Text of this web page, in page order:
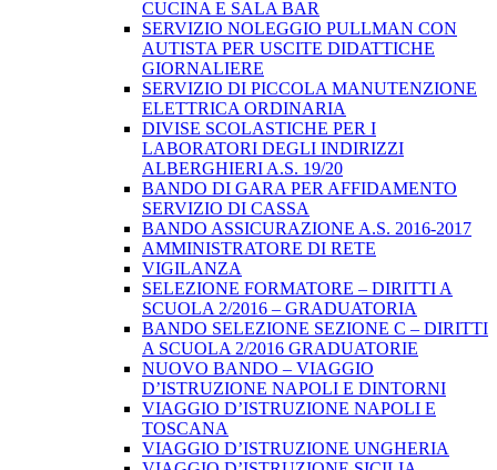
CUCINA E SALA BAR
SERVIZIO NOLEGGIO PULLMAN CON
AUTISTA PER USCITE DIDATTICHE
GIORNALIERE
SERVIZIO DI PICCOLA MANUTENZIONE
ELETTRICA ORDINARIA
DIVISE SCOLASTICHE PER I
LABORATORI DEGLI INDIRIZZI
ALBERGHIERI A.S. 19/20
BANDO DI GARA PER AFFIDAMENTO
SERVIZIO DI CASSA
BANDO ASSICURAZIONE A.S. 2016-2017
AMMINISTRATORE DI RETE
VIGILANZA
SELEZIONE FORMATORE – DIRITTI A
SCUOLA 2/2016 – GRADUATORIA
BANDO SELEZIONE SEZIONE C – DIRITTI
A SCUOLA 2/2016 GRADUATORIE
NUOVO BANDO – VIAGGIO
D’ISTRUZIONE NAPOLI E DINTORNI
VIAGGIO D’ISTRUZIONE NAPOLI E
TOSCANA
VIAGGIO D’ISTRUZIONE UNGHERIA